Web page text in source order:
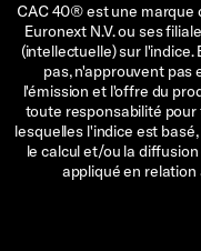
CAC 40® est une marque
Euronext N.V. ou ses
(intellectuelle) sur l'indice.
pas, n'approuvent pas
l'émission et l'offre du
toute responsabilité
lesquelles l'indice est
le calcul et/ou la
appliqué en relation